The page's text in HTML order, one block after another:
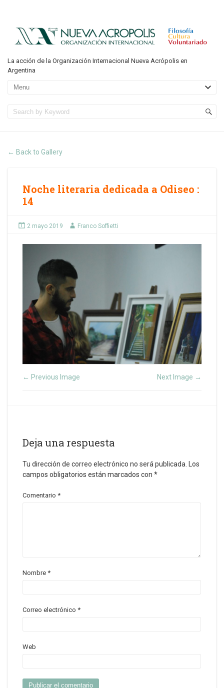
La acción de la Organización Internacional Nueva Acrópolis en
Argentina
← Back to Gallery
Noche literaria dedicada a Odiseo :
14
2 mayo 2019 Franco Soffietti
← Previous Image Next Image →
Deja una respuesta
Tu dirección de correo electrónico no será publicada.
Los
campos obligatorios están marcados con *
Comentario *
Nombre *
Correo electrónico *
Web